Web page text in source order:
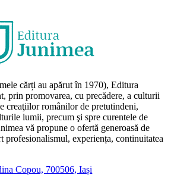
cărți au apărut în 1970), Editura
prin promovarea, cu precădere, a culturii
creaţiilor românilor de pretutindeni,
lumii, precum şi spre curentele de
vă propune o ofertă generoasă de
profesionalismul, experiența, continuitatea
Copou, 700506, Iași